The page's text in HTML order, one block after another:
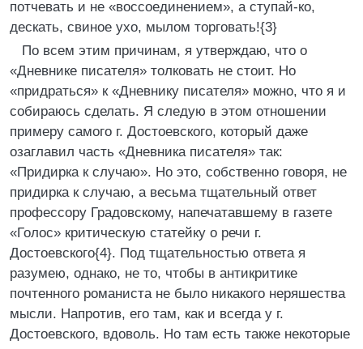
потчевать и не «воссоединением», а ступай-ко,
дескать, свиное ухо, мылом торговать!{3}
По всем этим причинам, я утверждаю, что о
«Дневнике писателя» толковать не стоит. Но
«придраться» к «Дневнику писателя» можно, что я и
собираюсь сделать. Я следую в этом отношении
примеру самого г. Достоевского, который даже
озаглавил часть «Дневника писателя» так:
«Придирка к случаю». Но это, собственно говоря, не
придирка к случаю, а весьма тщательный ответ
профессору Градовскому, напечатавшему в газете
«Голос» критическую статейку о речи г.
Достоевского{4}. Под тщательностью ответа я
разумею, однако, не то, чтобы в антикритике
почтенного романиста не было никакого неряшества
мысли. Напротив, его там, как и всегда у г.
Достоевского, вдоволь. Но там есть также некоторые